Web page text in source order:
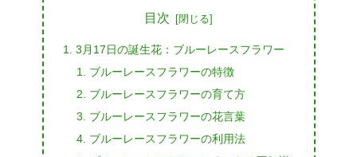
目次
3月17日の誕生花：ブルーレースフラワー
ブルーレースフラワーの特徴
ブルーレースフラワーの育て方
ブルーレースフラワーの花言葉
ブルーレースフラワーの利用法